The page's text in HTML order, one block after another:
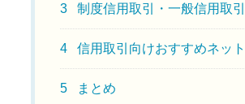
3 制度信用取引・一般信用取引
4 信用取引向けおすすめネッ
5 まとめ